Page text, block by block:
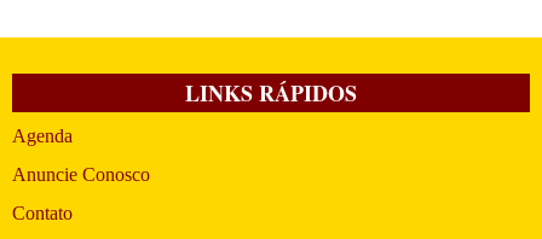
LINKS RÁPIDOS
Agenda
Anuncie Conosco
Contato